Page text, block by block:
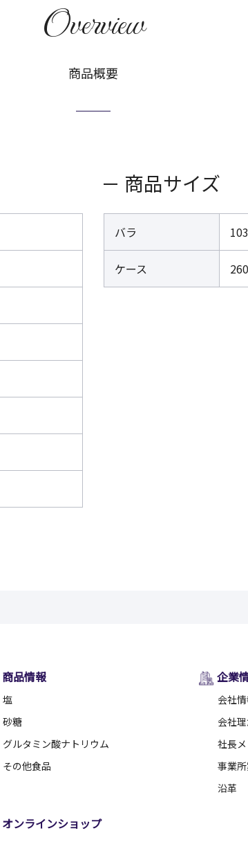
Overview
商品概要
商品サイズ
バラ
ケース
商品情報
塩
砂糖
グルタミン酸ナトリウム
その他食品
企業
会社
会社
社長
事業
沿革
オンラインショップ